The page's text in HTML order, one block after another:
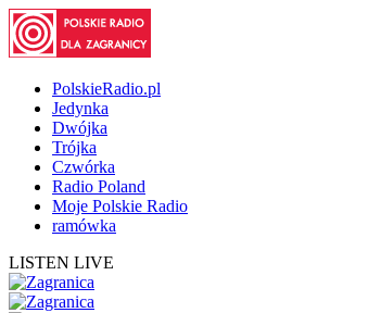
PolskieRadio.pl
Jedynka
Dwójka
Trójka
Czwórka
Radio Poland
Moje Polskie Radio
ramówka
LISTEN LIVE